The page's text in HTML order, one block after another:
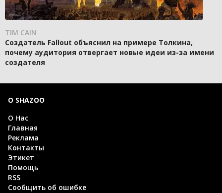
TIM CAIN
Создатель Fallout объяснил на примере Толкина,
почему аудитория отвергает новые идеи из-за имени
создателя
О SHAZOO
О Нас
Главная
Реклама
Контакты
Этикет
Помощь
RSS
Сообщить об ошибке